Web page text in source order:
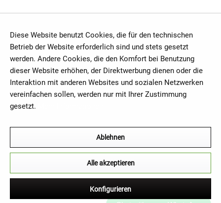
Diese Website benutzt Cookies, die für den technischen
Betrieb der Website erforderlich sind und stets gesetzt
werden. Andere Cookies, die den Komfort bei Benutzung
dieser Website erhöhen, der Direktwerbung dienen oder die
Interaktion mit anderen Websites und sozialen Netzwerken
vereinfachen sollen, werden nur mit Ihrer Zustimmung
gesetzt.
Ablehnen
Alle akzeptieren
Konfigurieren